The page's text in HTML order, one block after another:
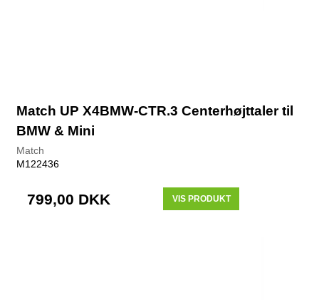
Match UP X4BMW-CTR.3 Centerhøjttaler til
BMW & Mini
Match
M122436
799,00 DKK VIS PRODUKT